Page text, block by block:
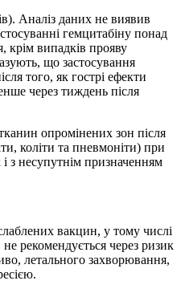
Аналіз даних не виявив
гемцитабіну понад
крім випадків прояву
що застосування
того, як гострі ефекти
через тиждень після
опромінених зон після
коліти та пневмоніти) при
і з несупутнім призначенням
вакцин, у тому числі
рекомендується через ризик
летального захворювання,